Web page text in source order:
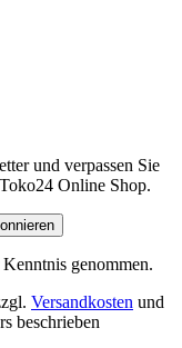
und verpassen Sie
Online Shop.
genommen.
Versandkosten und
beschrieben